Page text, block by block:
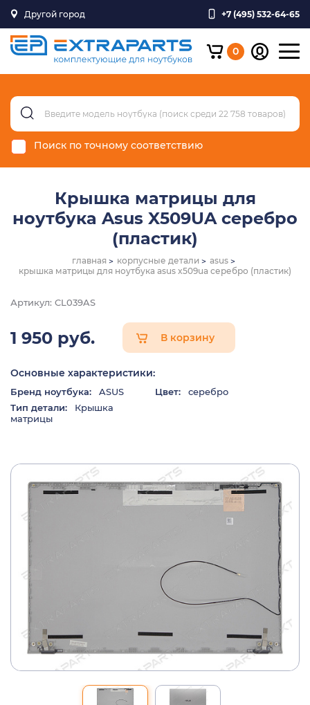
Другой город +7 (495) 532-64-65
0
Поиск по точному соответствию
Крышка матрицы для
ноутбука Asus X509UA серебро
(пластик)
главная корпусные детали
asus
крышка матрицы для ноутбука asus x509ua серебро (пластик)
Артикул: CL039AS
1 950 руб. В корзину
Основные характеристики:
Бренд ноутбука: ASUS Цвет:
серебро
Тип детали:
Крышка
матрицы